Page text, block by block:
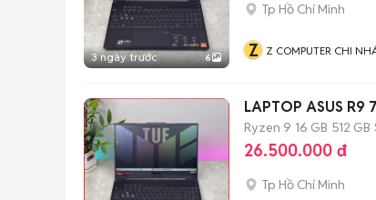
3 ngày trước 6
Tp Hồ Chí Minh
Z
Z COMPUTER CHI
LAPTOP ASUS R9
Ryzen 9 16 GB 512 GB
26.500.000 đ
Tp Hồ Chí Minh